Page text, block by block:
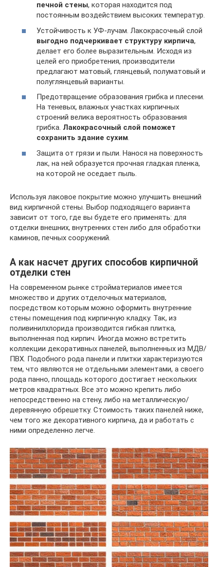
печной стены, которая находится под
постоянным воздействием высоких температур.
Устойчивость к УФ-лучам. Лакокрасочный слой
выгодно подчеркивает структуру кирпича,
делает его более выразительным. Исходя из
целей его приобретения, производители
предлагают матовый, глянцевый, полуматовый и
полуглянцевый варианты.
Предотвращение образования грибка и плесени.
На теневых, влажных участках кирпичных
строений велика вероятность образования
грибка. Лакокрасочный слой поможет
сохранить здание сухим.
Защита от грязи и пыли. Нанося на поверхность
лак, на ней образуется прочная гладкая пленка,
на которой не оседает пыль.
Используя лаковое покрытие можно улучшить внешний
вид кирпичной стены. Выбор подходящего варианта
зависит от того, где вы будете его применять: для
отделки внешних, внутренних стен либо для обработки
каминов, печных сооружений.
А как насчет других способов кирпичной
отделки стен
На современном рынке стройматериалов имеется
множество и других отделочных материалов,
посредством которым можно оформить внутренние
стены помещения под кирпичную кладку. Так, из
поливинилхлорида производится гибкая плитка,
выполненная под кирпич. Иногда можно встретить
коллекции декоративных панелей, выполненных из МДВ/
ПВХ. Подобного рода панели и плитки характеризуются
тем, что являются не отдельными элементами, а своего
рода панно, площадь которого достигает нескольких
метров квадратных. Все это можно крепить либо
непосредственно на стену, либо на металлическую/
деревянную обрешетку. Стоимость таких панелей ниже,
чем того же декоративного кирпича, да и работать с
ними определенно легче.